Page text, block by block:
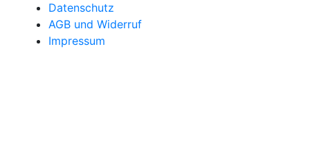
Datenschutz
AGB und Widerruf
Impressum